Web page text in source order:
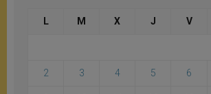
L M X J V
2 3 4 5 6